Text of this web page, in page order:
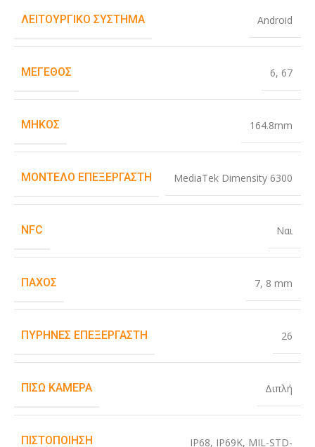
ΛΕΙΤΟΥΡΓΙΚΌ ΣΎΣΤΗΜΑ Android
ΜΈΓΕΘΟΣ 6, 67
ΜΉΚΟΣ 164.8mm
ΜΟΝΤΈΛΟ ΕΠΕΞΕΡΓΑΣΤΉ MediaTek Dimensity 6300
NFC Ναι
ΠΆΧΟΣ 7, 8 mm
ΠΥΡΉΝΕΣ ΕΠΕΞΕΡΓΑΣΤΉ 26
ΠΊΣΩ ΚΆΜΕΡΑ Διπλή
ΠΙΣΤΟΠΟΊΗΣΗ
IP68, IP69K, MIL-STD-